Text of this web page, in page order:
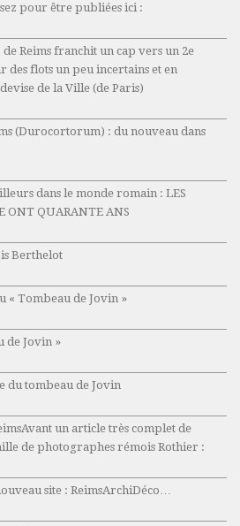
pour être publiées ici :
de Reims franchit un cap vers un 2e
des flots un peu incertains et en
de la Ville (de Paris)
(Durocortorum) : du nouveau dans
dans le monde romain : LES
ONT QUARANTE ANS
Berthelot
« Tombeau de Jovin »
de Jovin »
du tombeau de Jovin
un article très complet de
de photographes rémois Rothier :
site : ReimsArchiDéco…